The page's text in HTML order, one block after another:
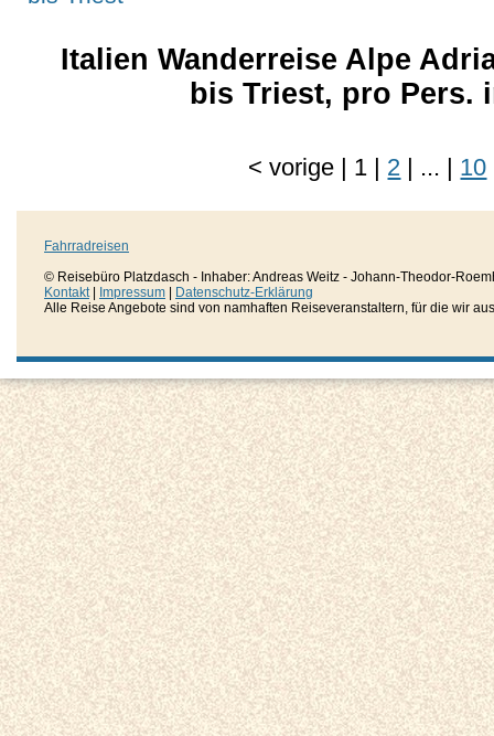
Italien Wanderreise Alpe
bis Triest, pro Pers.
<vorige | 1 | 2 | ... | 10
Fahrradreisen
© Reisebüro Platzdasch - Inhaber: Andreas Weitz - Johann-Theodor-
Kontakt| Impressum
Datenschutz-Erklärung
Alle Reise Angebote sind von namhaften Reiseveranstaltern, für die wir